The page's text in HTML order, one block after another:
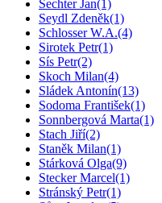
Sechter Jan(1)
Seydl Zdeněk(1)
Schlosser W.A.(4)
Sirotek Petr(1)
Sís Petr(2)
Skoch Milan(4)
Sládek Antonín(13)
Sodoma František(1)
Sonnbergová Marta(1)
Stach Jiří(2)
Staněk Milan(1)
Stárková Olga(9)
Stecker Marcel(1)
Stránský Petr(1)